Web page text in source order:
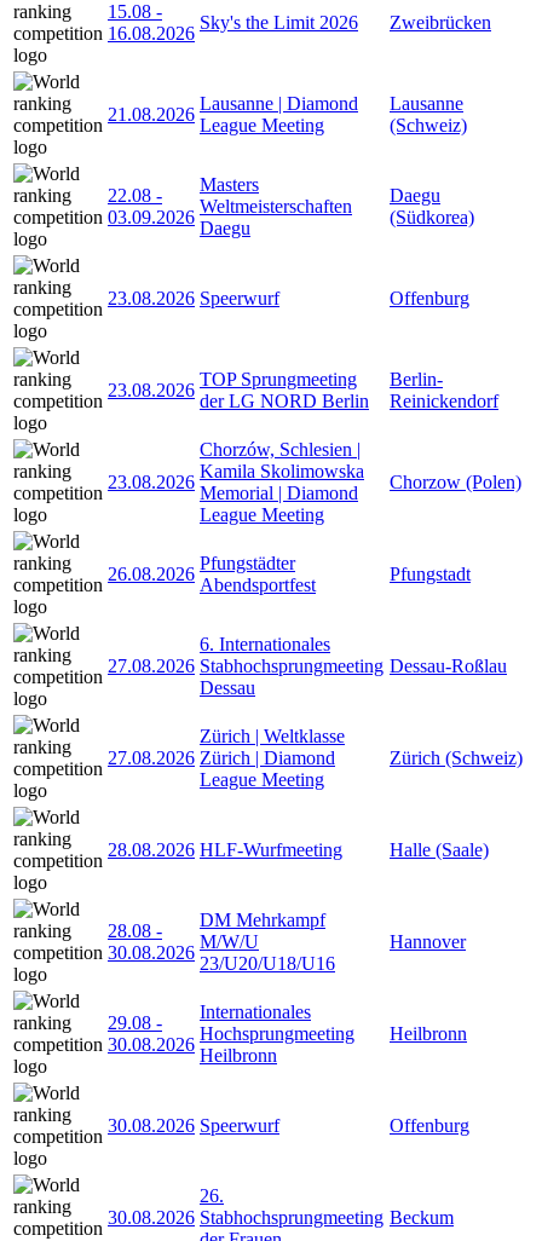
15.08 -
16.08.2026
Sky's the Limit 2026 Zweibrücken
21.08.2026
Lausanne | Diamond
League Meeting
Lausanne
(Schweiz)
22.08 -
03.09.2026
Masters
Weltmeisterschaften
Daegu
Daegu
(Südkorea)
23.08.2026 Speerwurf Offenburg
23.08.2026
TOP Sprungmeeting
der LG NORD Berlin
Berlin-
Reinickendorf
23.08.2026
Chorzów, Schlesien |
Kamila Skolimowska
Memorial | Diamond
League Meeting
Chorzow (Polen)
26.08.2026
Pfungstädter
Abendsportfest
Pfungstadt
27.08.2026
6. Internationales
Stabhochsprungmeeting
Dessau
Dessau-Roßlau
27.08.2026
Zürich | Weltklasse
Zürich | Diamond
League Meeting
Zürich (Schweiz)
28.08.2026 HLF-Wurfmeeting Halle (Saale)
28.08 -
30.08.2026
DM Mehrkampf
M/W/U
23/U20/U18/U16
Hannover
29.08 -
30.08.2026
Internationales
Hochsprungmeeting
Heilbronn
Heilbronn
30.08.2026 Speerwurf Offenburg
30.08.2026
26.
Stabhochsprungmeeting Beckum